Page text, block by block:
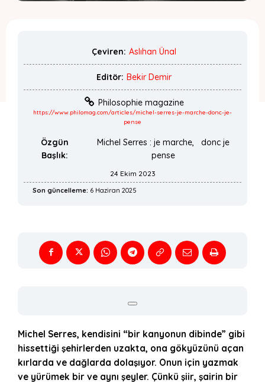
Çeviren: Aslıhan Ünal
Editör: Bekir Demir
Philosophie magazine
https://www.philomag.com/articles/michel-serres-je-marche-donc-je-
pense
Özgün
Başlık:
Michel Serres : je marche, donc je
pense
24 Ekim 2023
Son güncelleme: 6 Haziran 2025
Michel Serres, kendisini “bir kanyonun dibinde” gibi
hissettiği şehirlerden uzakta, ona gökyüzünü açan
kırlarda ve dağlarda dolaşıyor. Onun için yazmak
ve yürümek bir ve aynı şeyler. Çünkü şiir, şairin bir